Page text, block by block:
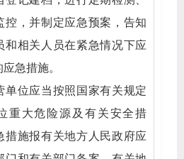
控，并制定应急预案，告知
和相关人员在紧急情况下应
急措施。
单位应当按照国家有关规定
重大危险源及有关安全措
措施报有关地方人民政府应